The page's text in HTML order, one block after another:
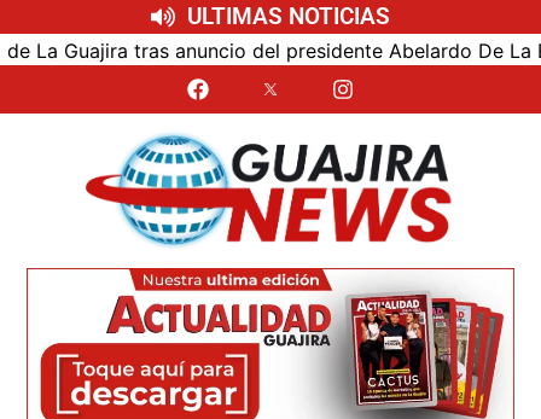
ULTIMAS NOTICIAS
tras anuncio del presidente Abelardo De La